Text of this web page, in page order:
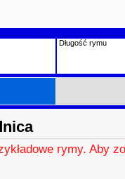
Długość rymu
rymy. Aby